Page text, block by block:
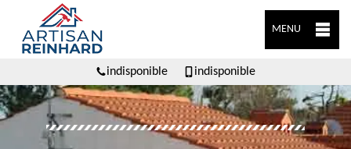
MENU
indisponible indisponible